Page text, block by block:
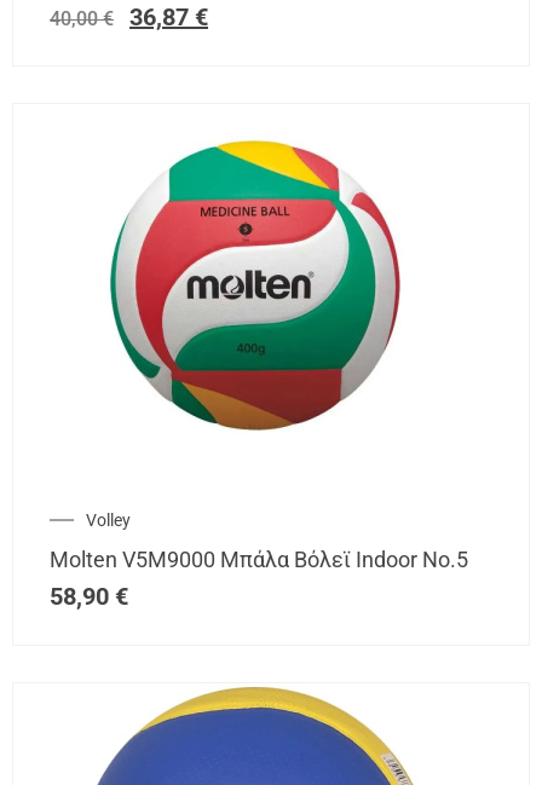
40,00€ 36,87 €
Volley
Molten V5M9000 Μπάλα Βόλεϊ Indoor Νο.5
58,90 €